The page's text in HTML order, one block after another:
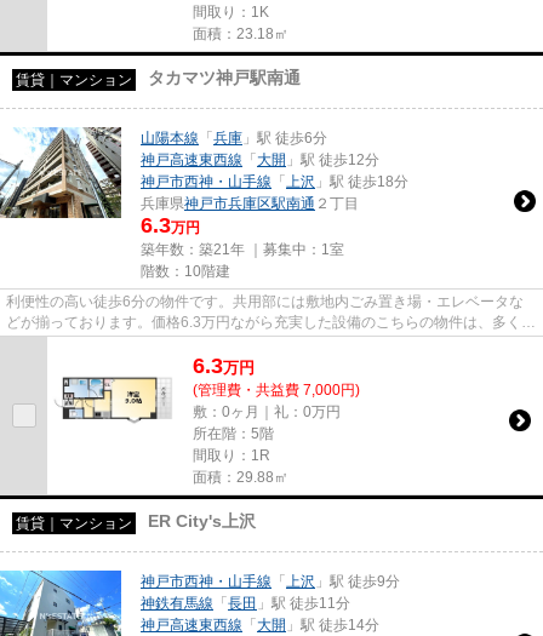
間取り：1K
面積：23.18㎡
賃貸｜マンション タカマツ神戸駅南通
山陽本線 「 兵庫 」駅 徒歩6分
神戸高速東西線 「 大開 」駅 徒歩12分
神戸市西神・山手線 「 上沢 」駅 徒歩18分
兵庫県神戸市兵庫区駅南通 ２丁目
6.3万円
築年数：築21年 ｜募集中： 1室
階数：10階建
利便性の高い徒歩6分の物件です。共用部には敷地内ごみ置き場・エレベータな
どが揃っております。価格6.3万円ながら充実した設備のこちらの物件は、多くの
6.3万円
(管理費・共益費 7,000円)
敷：0ヶ月｜礼：0万円
所在階：5階
間取り：1R
面積：29.88㎡
賃貸｜マンション ER City's上沢
神戸市西神・山手線 「 上沢 」駅 徒歩9分
神鉄有馬線 「 長田 」駅 徒歩11分
神戸高速東西線 「 大開 」駅 徒歩14分